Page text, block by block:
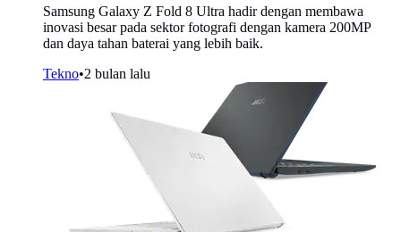
Samsung Galaxy Z Fold 8 Ultra hadir dengan membawa
inovasi besar pada sektor fotografi dengan kamera 200MP
dan daya tahan baterai yang lebih baik.
Tekno•2 bulan lalu